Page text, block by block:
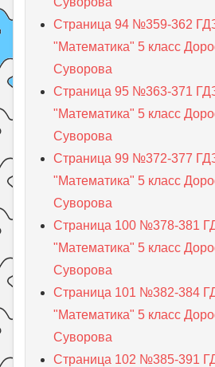
Страница 94 №359-362
"Математика" 5 класс
Суворова
Страница 95 №363-371
"Математика" 5 класс
Суворова
Страница 99 №372-377
"Математика" 5 класс
Суворова
Страница 100 №378-381
"Математика" 5 класс
Суворова
Страница 101 №382-384
"Математика" 5 класс
Суворова
Страница 102 №385-391